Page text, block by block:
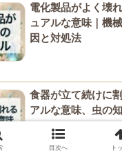
電化製品がよく壊
ュアルな意味｜機
因と対処法
食器が立て続けに
アルな意味、虫の
目次へ ト